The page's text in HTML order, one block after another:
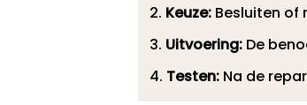
Keuze: Besluiten of
Uitvoering: De
Testen: Na de